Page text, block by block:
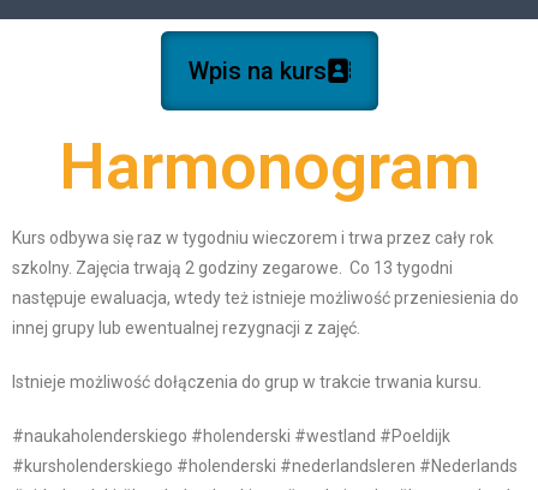
Wpis na kurs
Harmonogram
Kurs odbywa się raz w tygodniu wieczorem i trwa przez cały rok
szkolny. Zajęcia trwają 2 godziny zegarowe. Co 13 tygodni
następuje ewaluacja, wtedy też istnieje możliwość przeniesienia do
innej grupy lub ewentualnej rezygnacji z zajęć.
Istnieje możliwość dołączenia do grup w trakcie trwania kursu.
#naukaholenderskiego #holenderski #westland #Poeldijk
#kursholenderskiego #holenderski #nederlandsleren #Nederlands